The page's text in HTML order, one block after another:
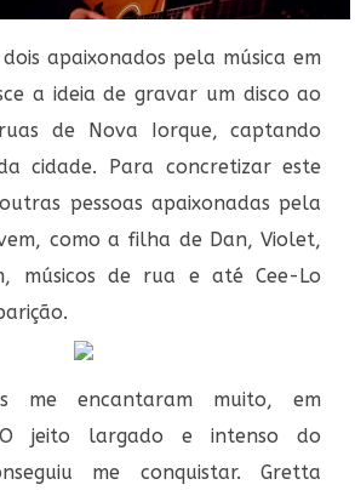
apaixonados pela música em
a ideia de gravar um disco ao
de Nova Iorque, captando
cidade. Para concretizar este
pessoas apaixonadas pela
como a filha de Dan, Violet,
músicos de rua e até Cee-Lo
me encantaram muito, em
O jeito largado e intenso do
me conquistar. Gretta